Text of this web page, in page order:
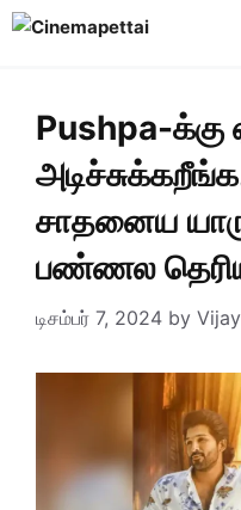
Skip
Pushpa-
சாதனைய
பண்ணல
டிசம்பர் 7, 2024 by Vijay